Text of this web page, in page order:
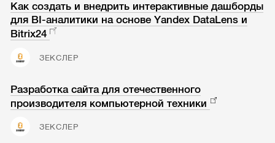
Как создать и внедрить интерактивные дашборды
для BI-аналитики на основе Yandex DataLens и
Bitrix24
ЗЕКСЛЕР
Разработка сайта для отечественного
производителя компьютерной техники
ЗЕКСЛЕР